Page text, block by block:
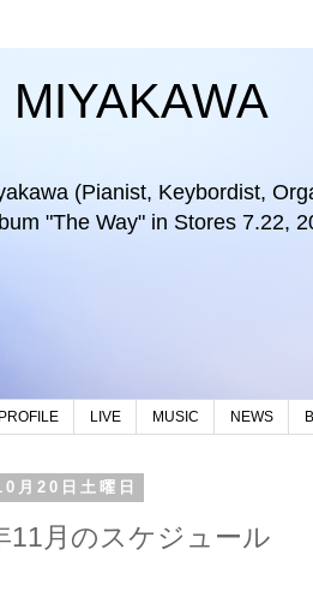
MIYAKAWA
(Pianist, Keybordist,
"The Way" in Stores 7.22,
PROFILE LIVE MUSIC NEWS
月20日土曜日
11月のスケジュール